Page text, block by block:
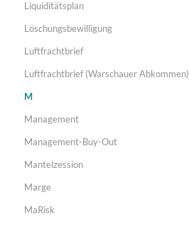
Liquiditätsplan
Löschungsbewilligung
Luftfrachtbrief
Luftfrachtbrief (Warschauer Abkommen)
M
Management
Management-Buy-Out
Mantelzession
Marge
MaRisk